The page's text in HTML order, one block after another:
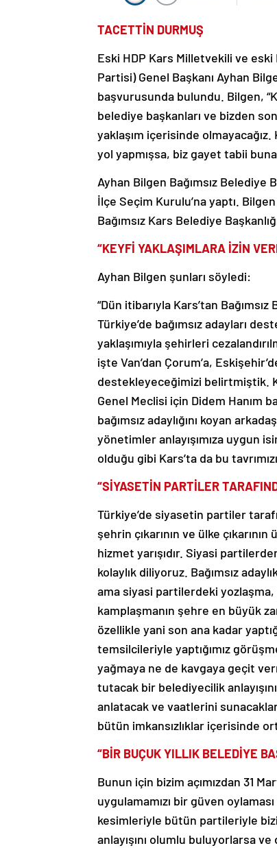
TACETTİN DURMUŞ
Eski HDP Kars Milletvekili ve eski
Partisi) Genel Başkanı Ayhan
başvurusunda bulundu. Bilgen,
belediye başkanları ve bizden
yaklaşım içerisinde
yol yapmışsa, biz gayet tabii
Ayhan Bilgen Bağımsız Belediye
İlçe Seçim Kurulu’na yaptı.
Bağımsız Kars Belediye
“KEYFİ YAKLAŞIMLARA İZİN
Ayhan Bilgen şunları söyledi:
“Dün itibarıyla Kars’tan
Türkiye’de bağımsız adayları
yaklaşımıyla şehirleri
işte Van’dan Çorum’a,
destekleyeceğimizi belirtmiştik.
Genel Meclisi için Didem Hanım
bağımsız adaylığını koyan
yönetimler anlayışımıza uygun
olduğu gibi Kars’ta da bu
“SİYASETİN PARTİLER
Türkiye’de siyasetin partiler
şehrin çıkarının ve ülke
hizmet yarışıdır. Siyasi
kolaylık diliyoruz. Bağımsız
ama siyasi partilerdeki
kamplaşmanın şehre en büyük
özellikle yani son ana kadar
temsilcileriyle yaptığımız
yağmaya ne de kavgaya geçit
tutacak bir belediyecilik
anlatacak ve vaatlerini
bütün imkansızlıklar içerisinde
“BİR BUÇUK YILLIK BELEDİYE
Bunun için bizim açımızdan 31
uygulamamızı bir güven
kesimleriyle bütün partileriyle
anlayışını olumlu buluyorlarsa